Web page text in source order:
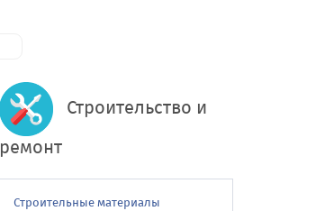
Строительство и
ремонт
Строительные материалы